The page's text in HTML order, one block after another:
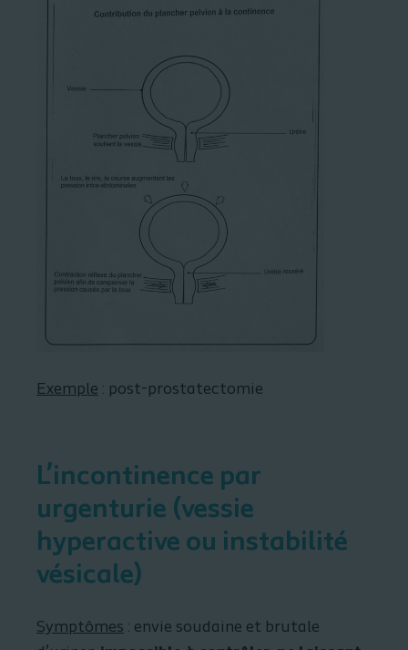
Exemple : post-prostatectomie
L’incontinence par
urgenturie (vessie
hyperactive ou instabilité
vésicale)
Symptômes : envie soudaine et brutale